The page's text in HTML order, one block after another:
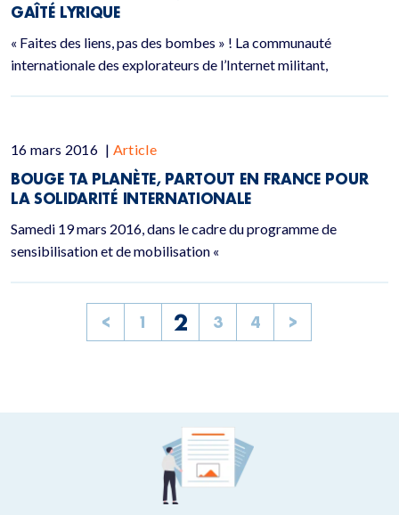
GAÎTÉ LYRIQUE
« Faites des liens, pas des bombes » ! La communauté
internationale des explorateurs de l’Internet militant,
16 mars 2016 | Article
BOUGE TA PLANÈTE, PARTOUT EN FRANCE POUR
LA SOLIDARITÉ INTERNATIONALE
Samedi 19 mars 2016, dans le cadre du programme de
sensibilisation et de mobilisation «
< 1 2 3 4 >